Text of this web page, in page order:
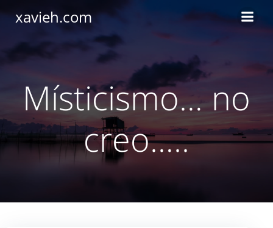
xavieh.com
Místicismo… no
creo…..